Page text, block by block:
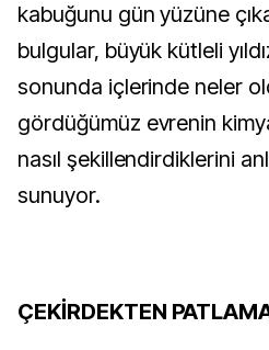
kabuğunu gün yüzüne
bulgular, büyük kütleli
sonunda içlerinde neler
gördüğümüz evrenin
nasıl şekillendirdiklerini
sunuyor.
ÇEKİRDEKTEN